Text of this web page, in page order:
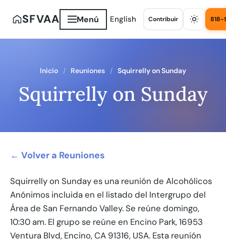
SFVAA Menú English Contribuir 818-
Inicio Reuniones Squirrelly on Sunday
Squirrelly on Sunday
← Volver a Reuniones
Squirrelly on Sunday es una reunión de Alcohólicos
Anónimos incluida en el listado del Intergrupo del
Área de San Fernando Valley. Se reúne domingo,
10:30 am. El grupo se reúne en Encino Park, 16953
Ventura Blvd, Encino, CA 91316, USA. Esta reunión